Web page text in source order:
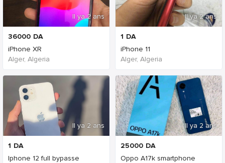
Il ya 2 ans
36000 DA
iPhone XR
Alger, Algeria
Il ya 2 ans
1 DA
Iphone 12 full bypasse
Il ya 2 ans
1 DA
iPhone 11
Alger, Algeria
Il ya 2 ans
25000 DA
Oppo A17k smartphone